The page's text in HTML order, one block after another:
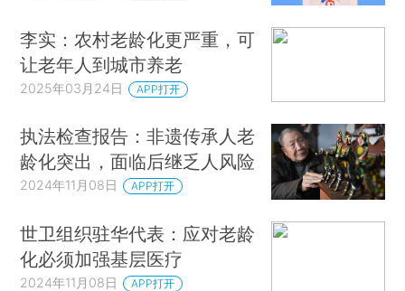
李实：农村老龄化更严重，可
让老年人到城市养老
2025年03月24日 APP打开
执法检查报告：非遗传承人老
龄化突出，面临后继乏人风险
2024年11月08日 APP打开
世卫组织驻华代表：应对老龄
化必须加强基层医疗
2024年11月08日 APP打开